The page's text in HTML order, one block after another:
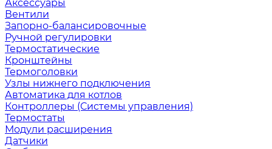
Аксессуары
Вентили
Запорно-балансировочные
Ручной регулировки
Термостатические
Кронштейны
Термоголовки
Узлы нижнего подключения
Автоматика для котлов
Контроллеры (Системы управления)
Термостаты
Модули расширения
Датчики